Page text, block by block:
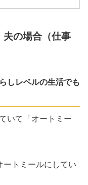
夫の場合（仕事
しレベルの生活でも
いて「オートミー
ートミールにしてい